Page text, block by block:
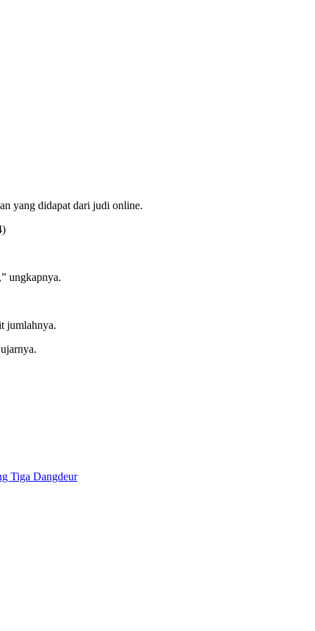
yang didapat dari judi online.
ungkapnya.
jumlahnya.
Tiga Dangdeur